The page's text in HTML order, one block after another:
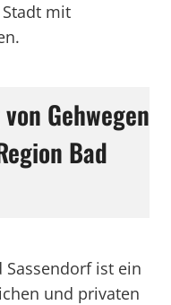
mit
Gehwegen
Bad
ist ein
und privaten